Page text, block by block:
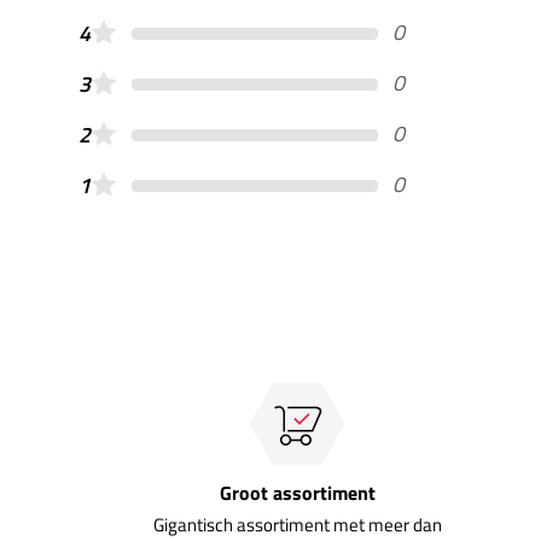
4
0
3
0
2
0
1
0
Groot assortiment
Gigantisch assortiment met meer dan